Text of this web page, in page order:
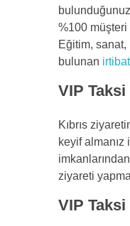
%100 müşteri
Eğitim,
bulunan
VIP
Kıbrıs
keyif
ziyareti
VIP